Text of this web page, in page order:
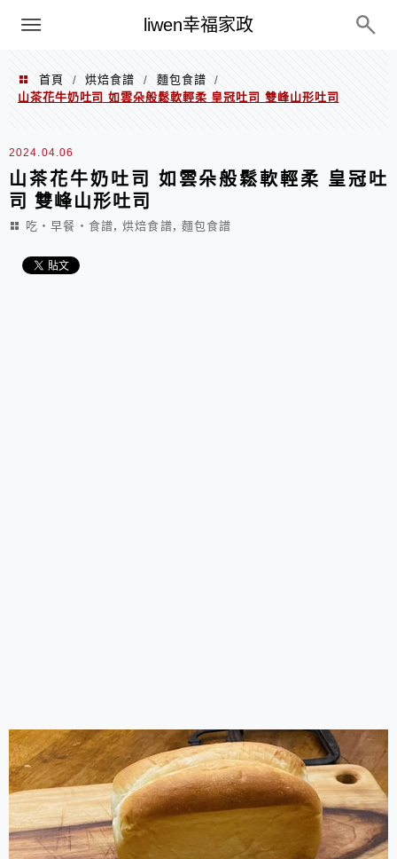
liwen幸福家政
menu
首頁 / 烘焙食譜 / 麵包食譜
/
山茶花牛奶吐司 如雲朵般鬆軟輕柔 皇冠吐司 雙峰山形吐司
2024.04.06
山茶花牛奶吐司 如雲朵般鬆軟輕柔 皇冠吐
司 雙峰山形吐司
吃‧早餐‧食譜,烘焙食譜, 麵包食譜